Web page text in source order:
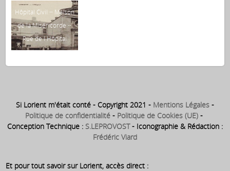
Hôpital Civil ~ Maison
de la Miséricorde ~
Rue de l Hôpital
Si Lorient m'était conté - Copyright 2021 - Mentions Légales -
Politique de confidentialité - Politique de Cookies (UE) -
Conception Technique : S.LEPROVOST- Iconographie & Rédaction :
Frédéric Viard
Et pour tout savoir sur Lorient, accès direct :